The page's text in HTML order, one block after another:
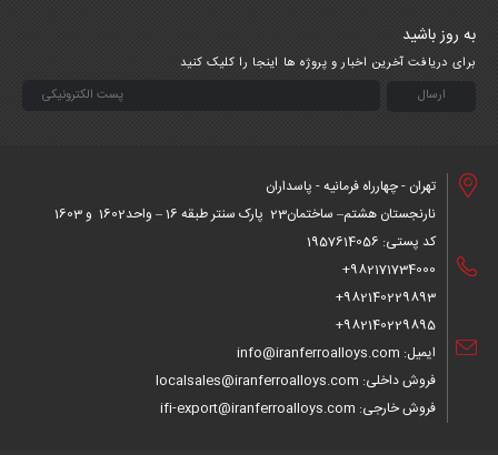
به روز باشید
برای دریافت آخرین اخبار و پروژه ها اینجا را کلیک کنید
تهران - چهارراه فرمانیه - پاسداران
نارنجستان هشتم– ساختمان23 پارک سنتر طبقه 16 – واحد1602 و 1603
کد پستی: 1957614056
982171734000+
982140229893+
982140229895+
ایمیل: info@iranferroalloys.com
فروش داخلی: localsales@iranferroalloys.com
فروش خارجی: ifi-export@iranferroalloys.com